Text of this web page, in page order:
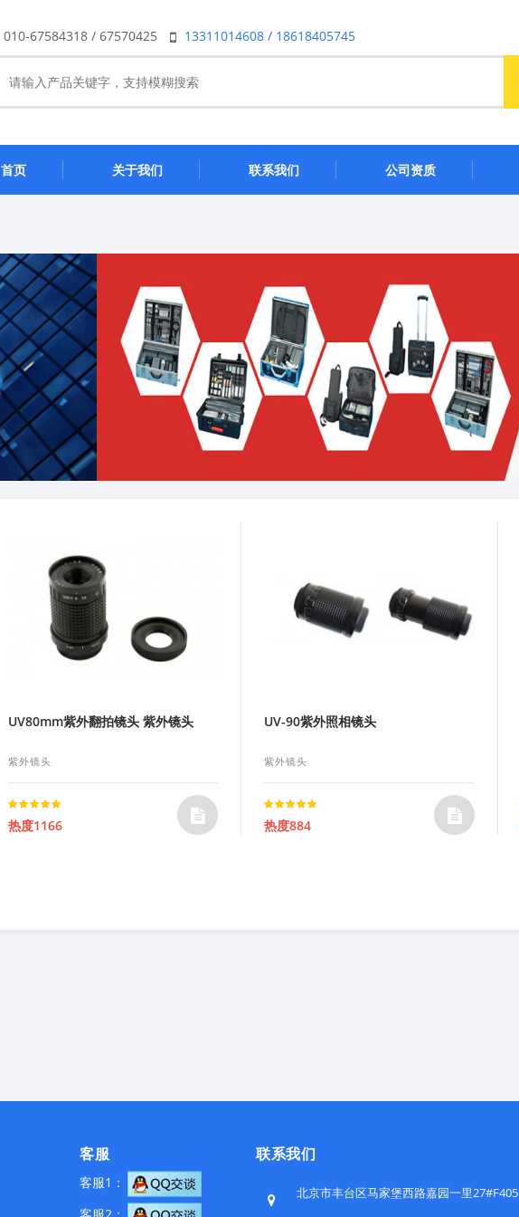
010-67584318 / 67570425 13311014608 / 18618405745
首页 关于我们 联系我们 公司资质
UV80mm紫外翻拍镜头 紫外镜头
紫外镜头
Rated
5.00out of 5
热度1166
UV-90紫外照相镜头
紫外镜头
Rated
5.00out of 5
热度884
客服
客服1：
联系我们
北京市丰台区马家堡西路嘉园一里27#F405